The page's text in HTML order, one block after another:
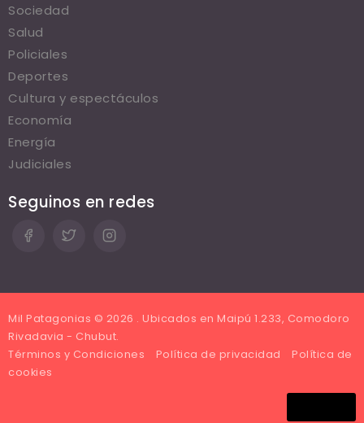
Sociedad
Salud
Policiales
Deportes
Cultura y espectáculos
Economía
Energía
Judiciales
Seguinos en redes
Mil Patagonias © 2026 . Ubicados en Maipú 1.233, Comodoro
Rivadavia - Chubut.
Términos y Condiciones
Política de privacidad
Política de
cookies